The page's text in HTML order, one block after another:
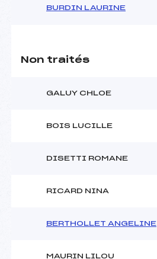
BURDIN LAURINE
Non traités
GALUY CHLOE
BOIS LUCILLE
DISETTI ROMANE
RICARD NINA
BERTHOLLET ANGELINE
MAURIN LILOU